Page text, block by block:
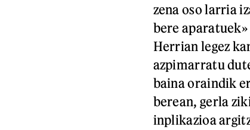
zena oso larria
bere
Herrian legez
azpimarratu
baina oraindik
berean, gerla
inplikazioa